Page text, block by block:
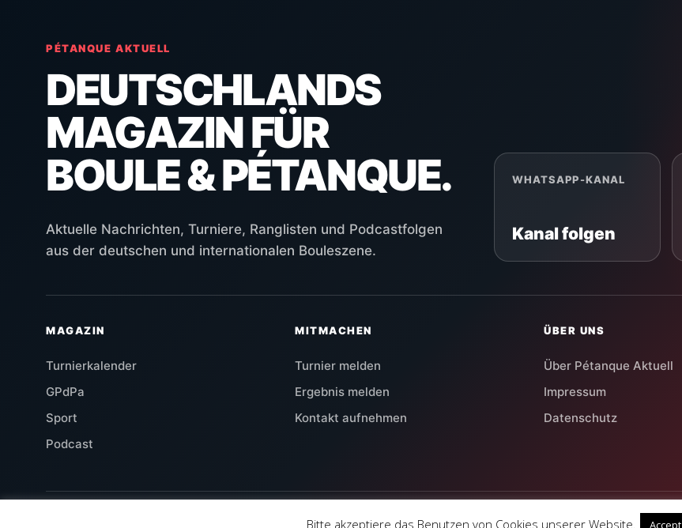
PÉTANQUE AKTUELL
DEUTSCHLANDS
MAGAZIN FÜR
BOULE & PÉTANQUE.
Aktuelle Nachrichten, Turniere, Ranglisten und Podcastfolgen
aus der deutschen und internationalen Bouleszene.
WHATSAPP-KANAL
Kanal folgen
MAGAZIN
Turnierkalender
GPdPa
Sport
Podcast
MITMACHEN
Turnier melden
Ergebnis melden
Kontakt aufnehmen
ÜBER UNS
Über Pétanque Aktuell
Impressum
Datenschutz
Bitte akzeptiere das Benutzen von Cookies unserer Website. Accept